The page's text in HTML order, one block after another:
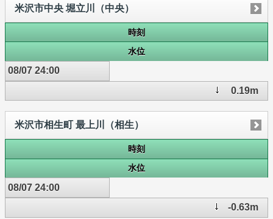
米沢市中央 堀立川（中央）
時刻
水位
08/07 24:00
0.19m
米沢市相生町 最上川（相生）
時刻
水位
08/07 24:00
-0.63m